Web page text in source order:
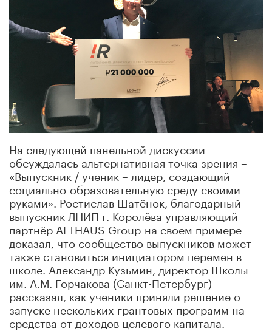
На следующей панельной дискуссии
обсуждалась альтернативная точка зрения –
«Выпускник / ученик – лидер, создающий
социально-образовательную среду своими
руками». Ростислав Шатёнок, благодарный
выпускник ЛНИП г. Королёва управляющий
партнёр ALTHAUS Group на своем примере
доказал, что сообщество выпускников может
также становиться инициатором перемен в
школе. Александр Кузьмин, директор Школы
им. А.М. Горчакова (Санкт-Петербург)
рассказал, как ученики приняли решение о
запуске нескольких грантовых программ на
средства от доходов целевого капитала.